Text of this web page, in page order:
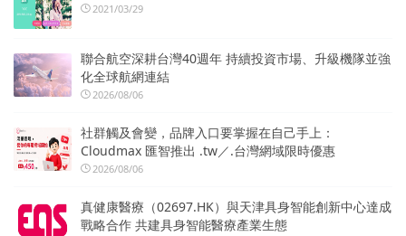
2021/03/29
聯合航空深耕台灣40週年 持續投資市場、升級機隊並強
化全球航網連結
2026/08/06
社群觸及會變，品牌入口要掌握在自己手上：
Cloudmax 匯智推出 .tw／.台灣網域限時優惠
2026/08/06
真健康醫療（02697.HK）與天津具身智能創新中心達成
戰略合作 共建具身智能醫療產業生態